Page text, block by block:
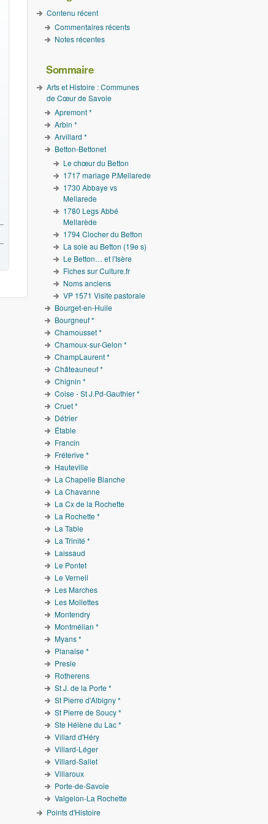
Contenu récent
Commentaires récents
Notes récentes
Sommaire
Arts et Histoire : Communes
de Cœur de Savoie
Apremont *
Arbin *
Arvillard *
Betton-Bettonet
Le chœur du Betton
1717 mariage P.Mellarede
1730 Abbaye vs
Mellarede
1780 Legs Abbé
Mellarède
1794 Clocher du Betton
La soie au Betton (19e s)
Le Betton… et l'Isère
Fiches sur Culture.fr
Noms anciens
VP 1571 Visite pastorale
Bourget-en-Huile
Bourgneuf *
Chamousset *
Chamoux-sur-Gelon *
ChampLaurent *
Châteauneuf *
Chignin *
Coise - St J.Pd-Gauthier *
Cruet *
Détrier
Étable
Francin
Fréterive *
Hauteville
La Chapelle Blanche
La Chavanne
La Cx de la Rochette
La Rochette *
La Table
La Trinité *
Laissaud
Le Pontet
Le Verneil
Les Marches
Les Mollettes
Montendry
Montmélian *
Myans *
Planaise *
Presle
Rotherens
St J. de la Porte *
St Pierre d'Albigny *
St Pierre de Soucy *
Ste Hélène du Lac *
Villard d'Héry
Villard-Léger
Villard-Sallet
Villaroux
Porte-de-Savoie
Valgelon-La Rochette
Points d'Histoire